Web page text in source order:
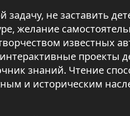
не заставить
желание
известных
проекты
знаний. Чтение
и историческим